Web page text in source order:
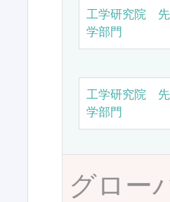
工学研究院 先
学部門
工学研究院 先
学部門
グロー